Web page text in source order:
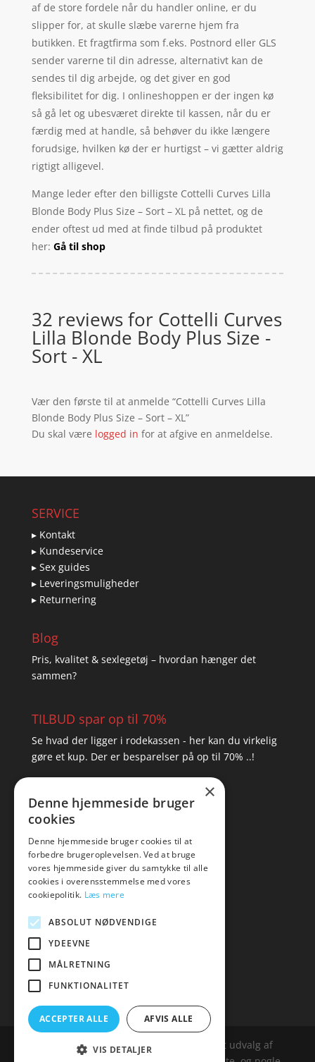
af de store fordele når du handler online, er du
slipper for, at skulle slæbe varerne hjem fra
butikken. Et fragtfirma som f.eks. Postnord eller GLS
sender varerne til din adresse, alternativt kan de
sendes til dig arbejde, og det giver en god
fleksibilitet for dig. I onlineshoppen er der ingen kø
så gå let og ubesværet direkte til kassen, når du er
færdig med at handle, så behøver du ikke længere
forudsige, hvilken kø der er hurtigst – vi gætter aldrig
rigtigt alligevel.
Mange leder efter den billigste Cottelli Curves Lilla
Blonde Body Plus Size – Sort – XL på nettet, og de
ender oftest ud med at finde tilbud på produktet
her: Gå til shop
32 reviews for Cottelli Curves
Lilla Blonde Body Plus Size -
Sort - XL
Vær den første til at anmelde “Cottelli Curves Lilla
Blonde Body Plus Size – Sort – XL”
Du skal være logged in for at afgive en anmeldelse.
SERVICE
▸ Kontakt
▸ Kundeservice
▸ Sex guides
▸ Leveringsmuligheder
▸ Returnering
Blog
Pris, kvalitet & sexlegetøj – hvordan hænger det
sammen?
TILBUD spar op til 70%
Se hvad der ligger i rodekassen - her kan du virkelig
gøre et kup. Der er besparelser på op til 70% ..!
Tlf: 7876 8672
Mail: hej@amare.dk
Amare.dk er siden, der samler et bredt udvalg af
×
Denne hjemmeside bruger
cookies
Denne hjemmeside bruger cookies til at
forbedre brugeroplevelsen. Ved at bruge
vores hjemmeside giver du samtykke til alle
cookies i overensstemmelse med vores
cookiepolitik. Læs mere
ABSOLUT NØDVENDIGE
YDEEVNE
MÅLRETNING
FUNKTIONALITET
ACCEPTER ALLE AFVIS ALLE
VIS DETALJER